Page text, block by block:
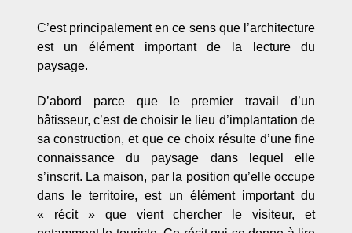
C’est principalement en ce sens que l’architecture
est un élément important de la lecture du
paysage.
D’abord parce que le premier travail d’un
bâtisseur, c’est de choisir le lieu d’implantation de
sa construction, et que ce choix résulte d’une fine
connaissance du paysage dans lequel elle
s’inscrit. La maison, par la position qu’elle occupe
dans le territoire, est un élément important du
« récit » que vient chercher le visiteur, et